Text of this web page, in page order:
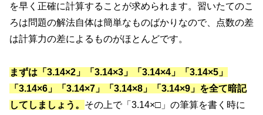
を早く正確に計算することが求められます。習いたてのこ
ろは問題の解法自体は簡単なものばかりなので、点数の差
は計算力の差によるものがほとんどです。
まずは「3.14×2」「3.14×3」「3.14×4」「3.14×5」
「3.14×6」「3.14×7」「3.14×8」「3.14×9」を全て暗記
してしましょう。 その上で「3.14×□」の筆算を書く時に